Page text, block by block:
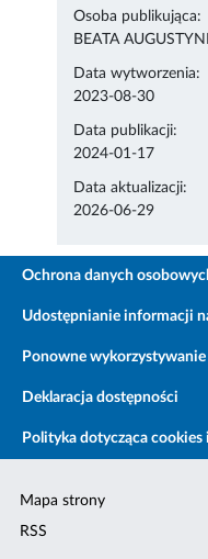
Osoba publikująca:
BEATA
Data wytworzenia:
2023-08-30
Data publikacji:
2024-01-17
Data aktualizacji:
2026-06-29
Ochrona danych
Udostępnianie informacji
Ponowne
Deklaracja dostępności
Polityka dotycząca
Mapa strony
RSS